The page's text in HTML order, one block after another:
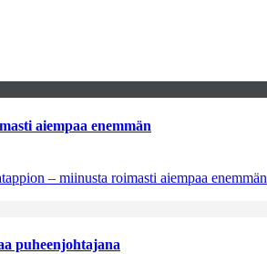
aiempaa enemmän
– miinusta roimasti aiempaa enemmän
puheenjohtajana